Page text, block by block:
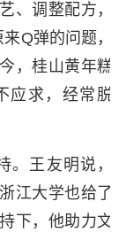
、调整配方，
Q弹的问题，
，桂山黄年糕
应求，经常脱
。王友明说，
江大学也给了
下，他助力文